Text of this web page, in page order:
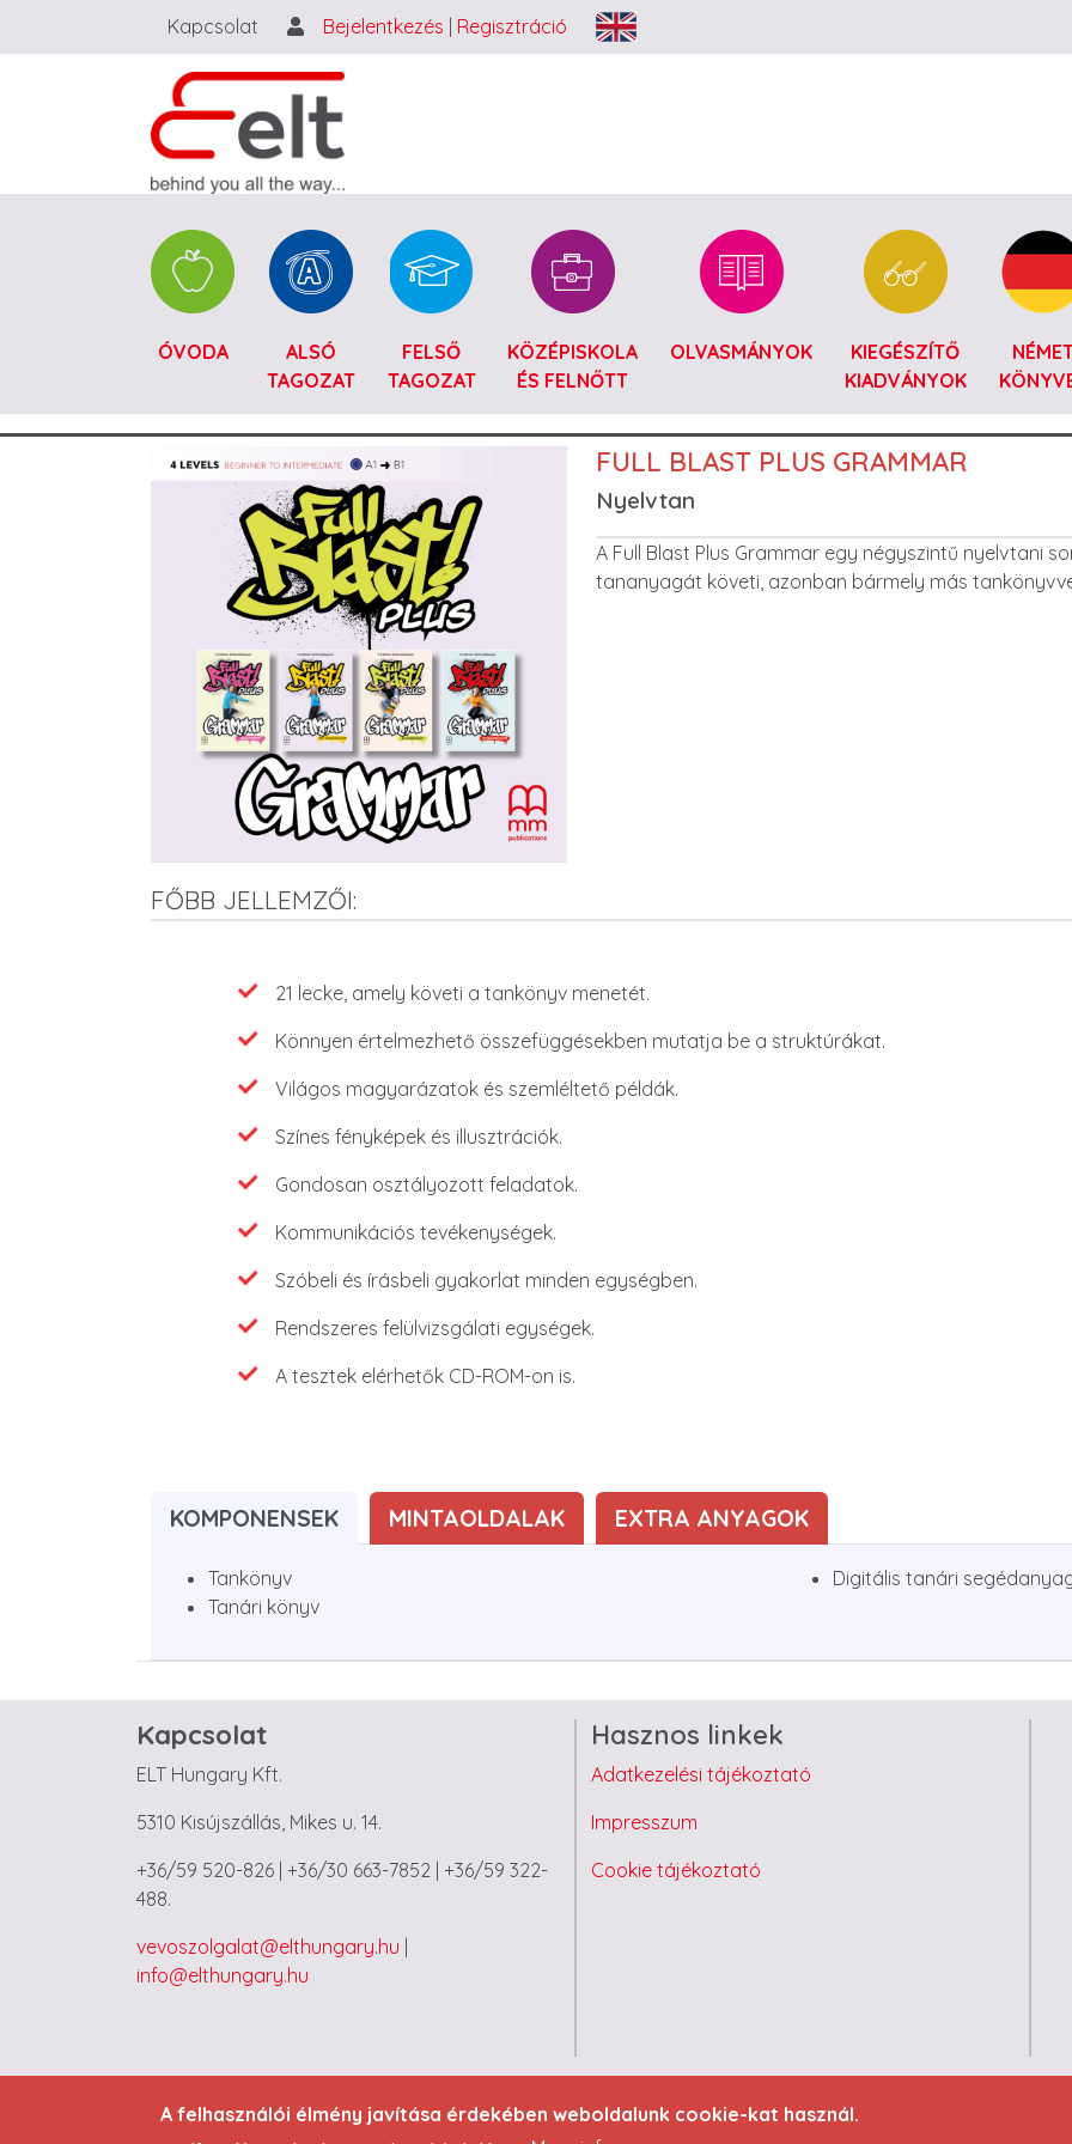
Kapcsolat Bejelentkezés Regisztráció
ÓVODA
ALSÓ
TAGOZAT
FELSŐ
TAGOZAT
KÖZÉPISKOLA
ÉS FELNŐTT
OLVASMÁNYOK
KIEGÉSZÍTŐ
KIADVÁNYOK
Image (full view)
Image FULL BLAST PLUS GRAMMAR
Nyelvtan
Leírás
A Full Blast Plus Grammar egy négyszintű nyelvtani
tananyagát követi, azonban bármely más
FŐBB JELLEMZŐI:
Features
21 lecke, amely követi a tankönyv menetét.
Könnyen értelmezhető összefüggésekben mutatja be a struktúrákat.
Világos magyarázatok és szemléltető példák.
Színes fényképek és illusztrációk.
Gondosan osztályozott feladatok.
Kommunikációs tevékenységek.
Szóbeli és írásbeli gyakorlat minden egységben.
Rendszeres felülvizsgálati egységek.
A tesztek elérhetők CD-ROM-on is.
KOMPONENSEK MINTAOLDALAK EXTRA ANYAGOK
Tankönyv
Tanári könyv
Digitális tanári
Kapcsolat
ELT Hungary Kft.
5310 Kisújszállás, Mikes u. 14.
+36/59 520-826 | +36/30 663-7852 | +36/59 322-
488.
vevoszolgalat@elthungary.hu |
info@elthungary.hu
Hasznos linkek
Adatkezelési tájékoztató
Impresszum
Cookie tájékoztató
2023 Minden jog fenntartva - ELT Hungary Kft.
A felhasználói élmény javítása érdekében weboldalunk cookie-kat használ.